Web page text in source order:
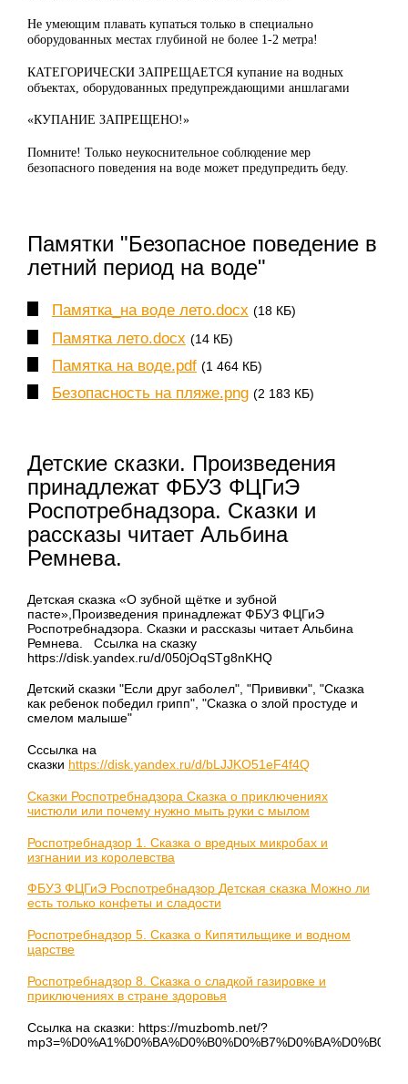
Не умеющим плавать купаться только в специально
оборудованных местах глубиной не более 1-2 метра!
КАТЕГОРИЧЕСКИ ЗАПРЕЩАЕТСЯ купание на водных
объектах, оборудованных предупреждающими аншлагами
«КУПАНИЕ ЗАПРЕЩЕНО!»
Помните! Только неукоснительное соблюдение мер
безопасного поведения на воде может предупредить беду.
Памятки "Безопасное поведение в
летний период на воде"
Памятка_на воде лето.docx (18 КБ)
Памятка лето.docx (14 КБ)
Памятка на воде.pdf (1 464 КБ)
Безопасность на пляже.png (2 183 КБ)
Детские сказки. Произведения
принадлежат ФБУЗ ФЦГиЭ
Роспотребнадзора. Сказки и
рассказы читает Альбина
Ремнева.
Детская сказка «О зубной щётке и зубной
пасте»,Произведения принадлежат ФБУЗ ФЦГиЭ
Роспотребнадзора. Сказки и рассказы читает Альбина
Ремнева. Ссылка на сказку
https://disk.yandex.ru/d/050jOqSTg8nKHQ
Детский сказки "Если друг заболел", "Прививки", "Сказка
как ребенок победил грипп", "Сказка о злой простуде и
смелом малыше"
Сссылка на
сказки https://disk.yandex.ru/d/bLJJKO51eF4f4Q
Сказки Роспотребнадзора Сказка о приключениях
чистюли или почему нужно мыть руки с мылом
Роспотребнадзор 1. Сказка о вредных микробах и
изгнании из королевства
ФБУЗ ФЦГиЭ Роспотребнадзор Детская сказка Можно ли
есть только конфеты и сладости
Роспотребнадзор 5. Сказка о Кипятильщике и водном
царстве
Роспотребнадзор 8. Сказка о сладкой газировке и
приключениях в стране здоровья
Ссылка на сказки: https://muzbomb.net/?